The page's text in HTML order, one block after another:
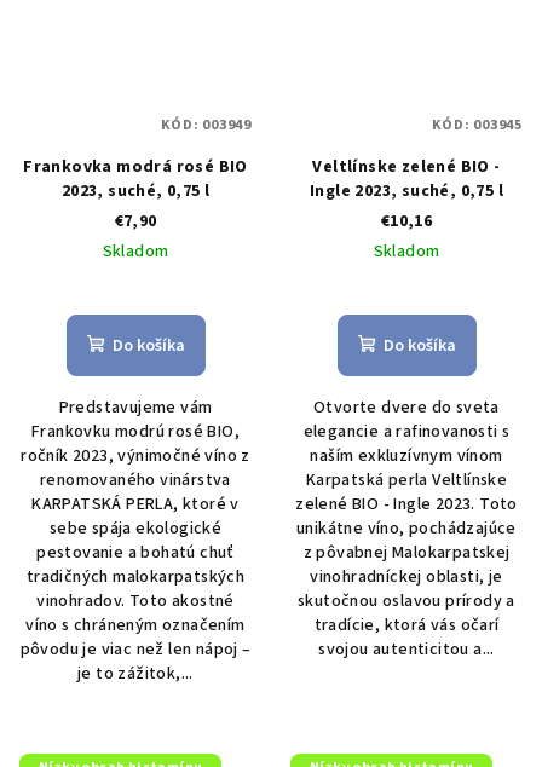
Frankovka modrá rosé BIO
2023, suché, 0,75 l
€7,90
Skladom
Do košíka
Predstavujeme vám
Frankovku modrú rosé BIO,
ročník 2023, výnimočné víno z
renomovaného vinárstva
KARPATSKÁ PERLA, ktoré v
sebe spája ekologické
pestovanie a bohatú chuť
tradičných malokarpatských
vinohradov. Toto akostné
víno s chráneným označením
pôvodu je viac než len nápoj –
je to zážitok,...
KÓD: 003949
Veltlínske zelené BIO -
Ingle 2023, suché, 0,75 l
€10,16
Skladom
Do košíka
Otvorte dvere do sveta
elegancie a rafinovanosti s
naším exkluzívnym vínom
Karpatská perla Veltlínske
zelené BIO - Ingle 2023. Toto
unikátne víno, pochádzajúce
z pôvabnej Malokarpatskej
vinohradníckej oblasti, je
skutočnou oslavou prírody a
tradície, ktorá vás očarí
svojou autenticitou a...
KÓD: 003945